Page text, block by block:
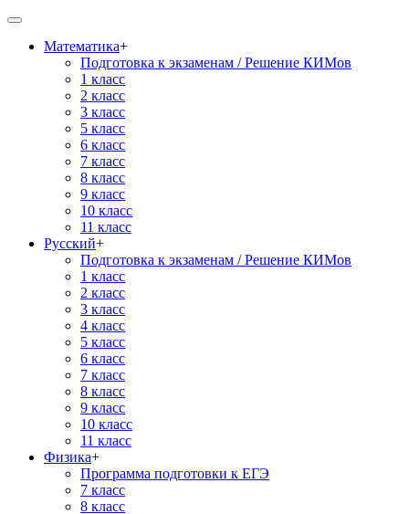
Математика+
Подготовка к экзаменам / Решение КИМов
1 класс
2 класс
3 класс
5 класс
6 класс
7 класс
8 класс
9 класс
10 класс
11 класс
Русский+
Подготовка к экзаменам / Решение КИМов
1 класс
2 класс
3 класс
4 класс
5 класс
6 класс
7 класс
8 класс
9 класс
10 класс
11 класс
Физика+
Программа подготовки к ЕГЭ
7 класс
8 класс